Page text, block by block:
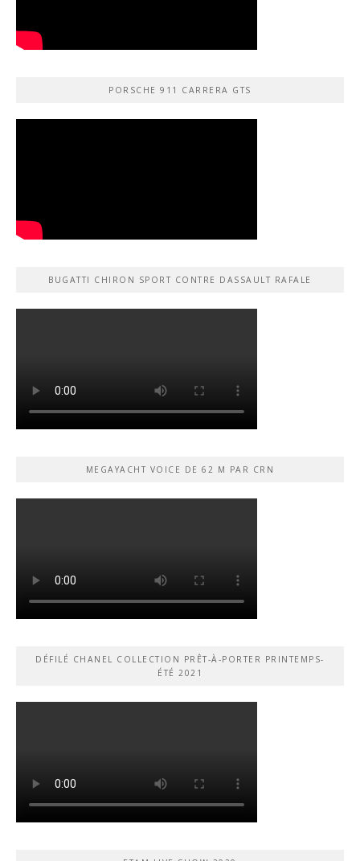
PORSCHE 911 CARRERA GTS
BUGATTI CHIRON SPORT CONTRE DASSAULT RAFALE
MEGAYACHT VOICE DE 62 M PAR CRN
DÉFILÉ CHANEL COLLECTION PRÊT-À-PORTER PRINTEMPS-
ÉTÉ 2021